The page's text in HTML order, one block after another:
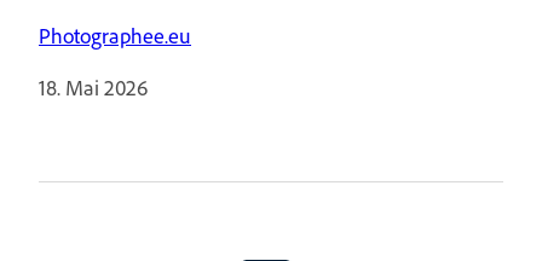
Photographee.eu
18. Mai 2026